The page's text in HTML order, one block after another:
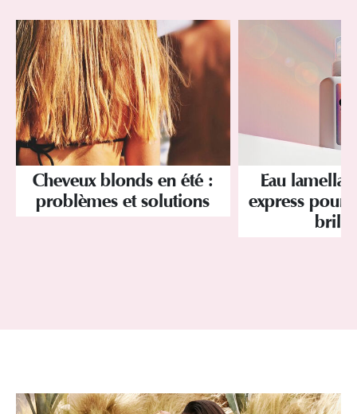
Cheveux blonds en été :
problèmes et solutions
Eau
express pour